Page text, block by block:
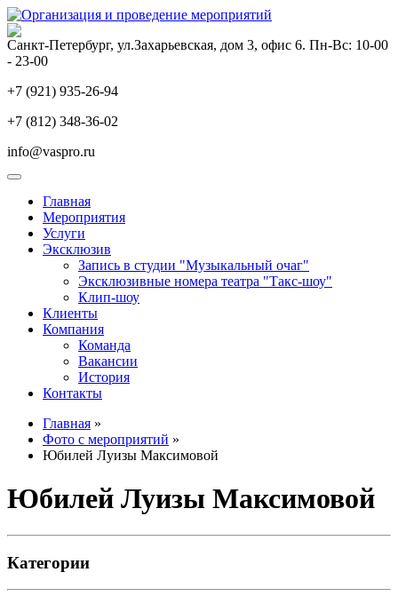
Санкт-Петербург, ул.Захарьевская, дом 3, офис 6. Пн-Вс: 10-00
- 23-00
+7 (921) 935-26-94
+7 (812) 348-36-02
info@vaspro.ru
Главная
Мероприятия
Услуги
Эксклюзив
Запись в студии "Музыкальный очаг"
Эксклюзивные номера театра "Такс-шоу"
Клип-шоу
Клиенты
Компания
Команда
Вакансии
История
Контакты
Главная »
Фото с мероприятий »
Юбилей Луизы Максимовой
Юбилей Луизы Максимовой
Категории